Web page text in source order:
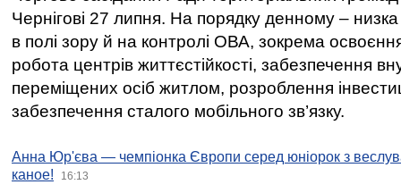
Чернігові 27 липня. На порядку денному –
в полі зору й на контролі ОВА, зокрема освоєння
робота центрів життєстійкості, забезпечення
переміщених осіб житлом, розроблення
забезпечення сталого мобільного зв’язку.
Анна Юр'єва — чемпіонка Європи серед юніорок з
каное!
16:13